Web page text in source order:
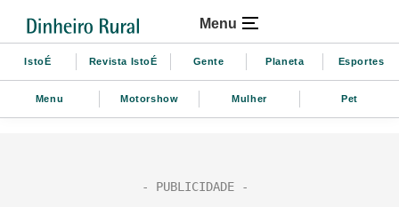
Menu
IstoÉ Revista IstoÉ Gente Planeta Esportes
Menu Motorshow Mulher Pet